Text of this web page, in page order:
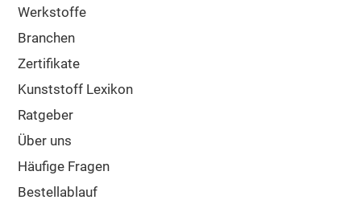
Werkstoffe
Branchen
Zertifikate
Kunststoff Lexikon
Ratgeber
Über uns
Häufige Fragen
Bestellablauf